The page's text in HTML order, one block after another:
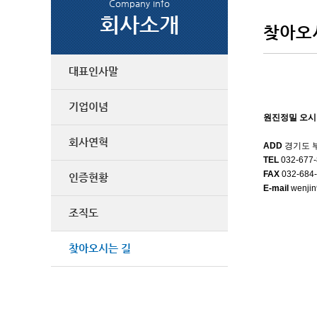
Company info
회사소개
대표인사말
기업이념
회사연혁
인증현황
조직도
찾아오시는 길
찾아
원진정밀 오
ADD 경기도
TEL 032-
FAX 032-
E-mail